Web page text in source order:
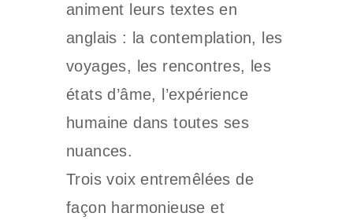
animent leurs textes en
anglais : la contemplation, les
voyages, les rencontres, les
états d’âme, l’expérience
humaine dans toutes ses
nuances.
Trois voix entremêlées de
façon harmonieuse et